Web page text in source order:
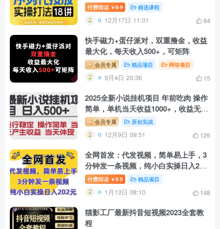
付费阅读 ￥9.9 精选课程
12月17日 11:01 84
快手磁力+蛋仔派对，双重撸金，收益
最大化，每天收入500+，可矩阵
会员专属 精品项目 网络项目
9月4日 20:36 15
2025全新小说挂机项目 年前吃肉 操作
简单，单机当天收益1000+，收益无上
限，可矩阵操作
会员专属 原创实战
12月9日 09:51 126
全网首发：代发视频，简单易上手，3
分钟发一条视频，纯小白实操日入202
元
付费阅读 ￥9.9 精品项目
1月13日 08:10 148
猫影工厂最新抖音短视频2023全套教
程